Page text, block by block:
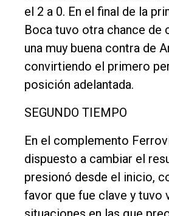
el 2 a 0. En el final de la
Boca tuvo otra chance de
una muy buena contra de
convirtiendo el primero
posición adelantada.
SEGUNDO TIEMPO
En el complemento
dispuesto a cambiar el
presionó desde el inicio,
favor que fue clave y tuvo